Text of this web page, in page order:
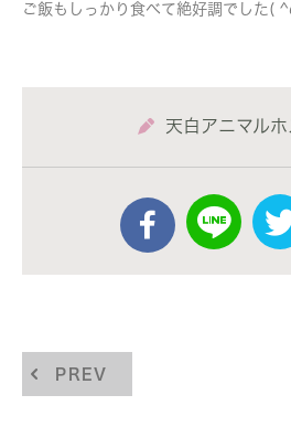
ご飯もしっかり食べて絶好調でした(
天白アニマルホ
PREV